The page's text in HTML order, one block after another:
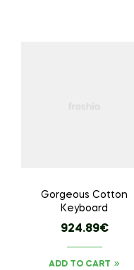
Gorgeous Cotton
Keyboard
924.89€
ADD TO CART